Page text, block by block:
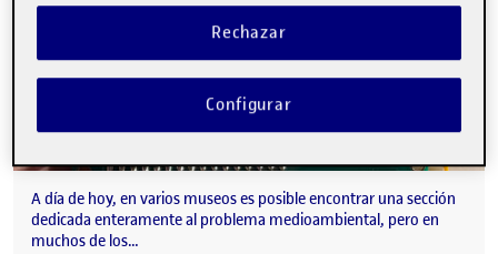
A día de hoy, en varios museos es posible encontrar una sección
dedicada enteramente al problema medioambiental, pero en
muchos de los…
Rechazar
Configurar